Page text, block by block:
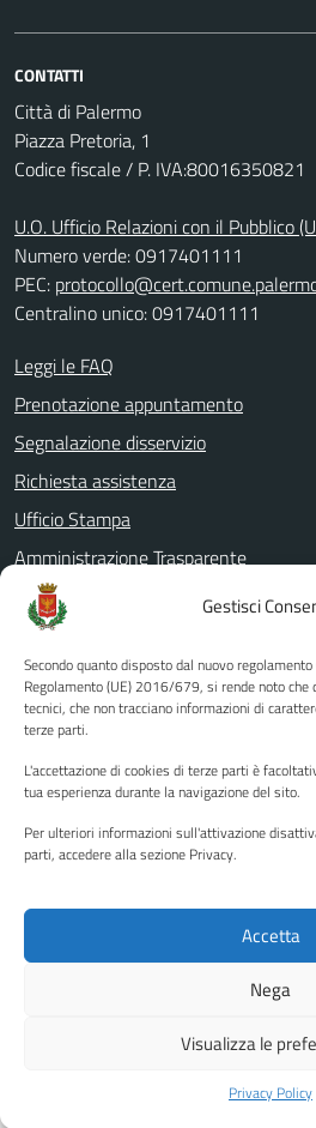
Gestisci
Secondo quanto disposto dal nuovo
Regolamento (UE) 2016/679, si rende noto
tecnici, che non tracciano informazioni di
terze parti.
L'accettazione di cookies di terze parti è
tua esperienza durante la navigazione del sito.
Per ulteriori informazioni sull'attivazione
parti, accedere alla sezione Privacy.
Accetta
Nega
Visualizza le
Privacy Policy
CONTATTI
Città di Palermo
Piazza Pretoria, 1
Codice fiscale / P. IVA:80016350821
U.O. Ufficio Relazioni con il Pubblico
Numero verde: 0917401111
PEC:
Centralino unico: 0917401111
Leggi le FAQ
Prenotazione appuntamento
Segnalazione disservizio
Richiesta assistenza
Ufficio Stampa
Amministrazione Trasparente
Albo pretorio
Informativa privacy
Note legali
Dichiarazione di accessibilità
SEGUICI SU
Mappa del sito